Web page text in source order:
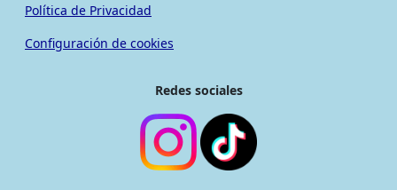
Política de Privacidad
Configuración de cookies
Redes sociales